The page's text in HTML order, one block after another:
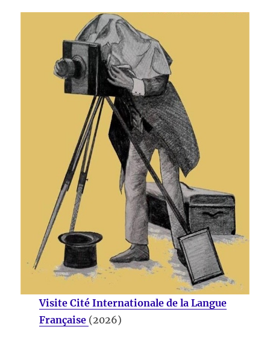
Visite Cité Internationale de la Langue
Française (2026)